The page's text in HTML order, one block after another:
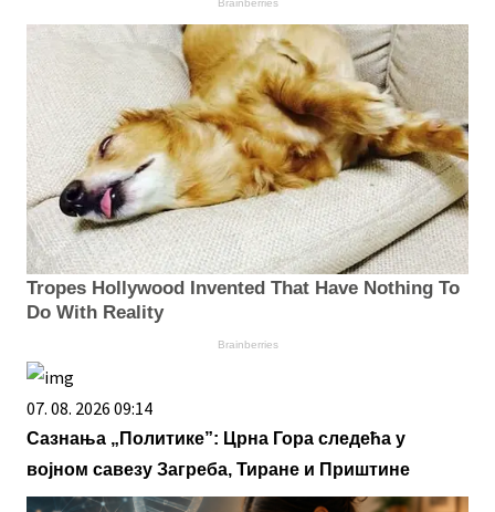
Brainberries
Tropes Hollywood Invented That Have Nothing To
Do With Reality
Brainberries
07. 08. 2026 09:14
Сазнања „Политике”: Црна Гора следећа у
војном савезу Загреба, Тиране и Приштине